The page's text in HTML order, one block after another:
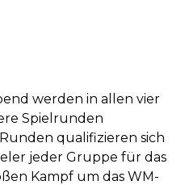
werden in allen vier
Spielrunden
qualifizieren sich
jeder Gruppe für das
Kampf um das WM-